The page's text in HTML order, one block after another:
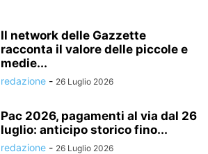
Il network delle Gazzette
racconta il valore delle piccole e
medie...
redazione - 26 Luglio 2026
Pac 2026, pagamenti al via dal 26
luglio: anticipo storico fino...
redazione - 26 Luglio 2026